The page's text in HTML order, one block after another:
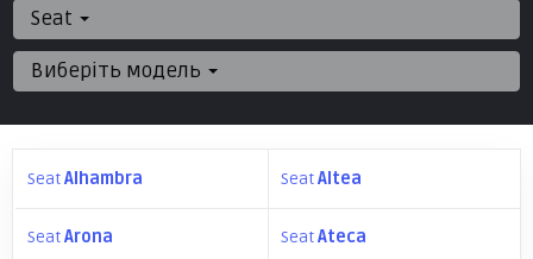
Seat
Виберіть модель
SeatAlhambra SeatAltea
SeatArona SeatAteca